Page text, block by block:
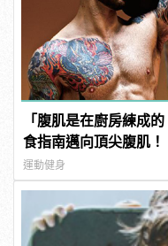
「腹肌是在廚房練成
食指南邁向頂尖腹肌！
運動健身